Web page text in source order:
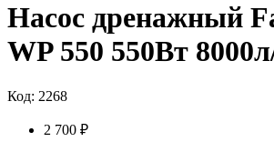
Насос дренажный
WP 550 550Вт
Код: 2268
2 700 ₽